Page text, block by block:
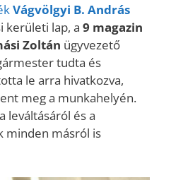
Vágvölgyi B. András
kerületi lap, a 9 magazin
Zoltán ügyvezető
tudta és
le arra hivatkozva,
meg a munkahelyén.
leváltásáról és a
minden másról is